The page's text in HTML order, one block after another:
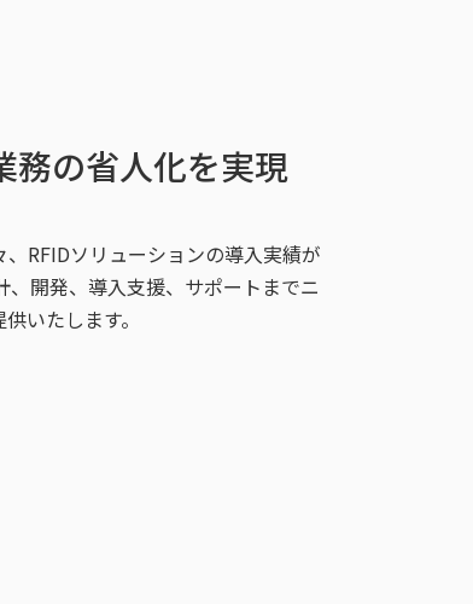
務の省人化を実現
RFIDソリューションの導入実績が
開発、導入支援、サポートまでニ
いたします。